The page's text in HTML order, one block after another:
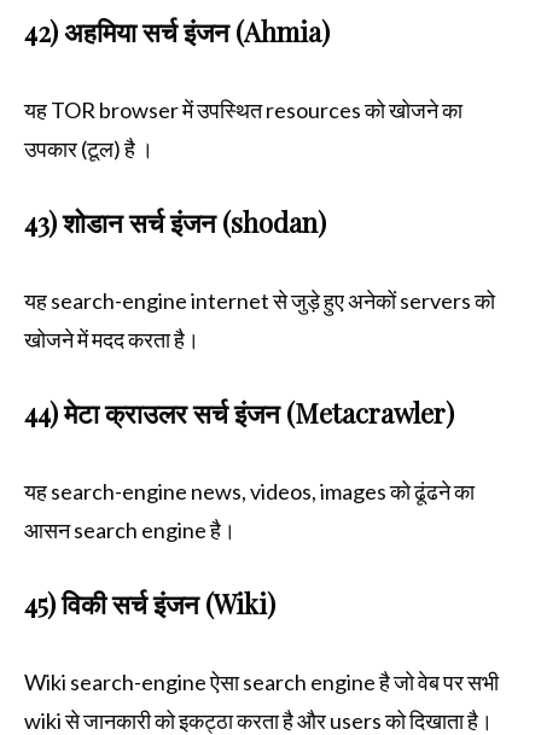
42) अहमिया सर्च इंजन (Ahmia)
यह TOR browser में उपस्थित resources को खोजने का
उपकार (टूल) है ।
43) शोडान सर्च इंजन (shodan)
यह search-engine internet से जुड़े हुए अनेकों servers को
खोजने में मदद करता है।
44) मेटा क्राउलर सर्च इंजन (Metacrawler)
यह search-engine news, videos, images को ढूंढने का
आसन search engine है।
45) विकी सर्च इंजन (Wiki)
Wiki search-engine ऐसा search engine है जो वेब पर सभी
wiki से जानकारी को इकट्ठा करता है और users को दिखाता है।